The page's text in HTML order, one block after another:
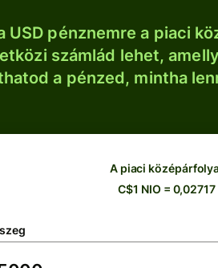
USD pénznemre a piaci
számlád lehet,
a pénzed, mintha
A piaci
C$1 NIO = 0,02717